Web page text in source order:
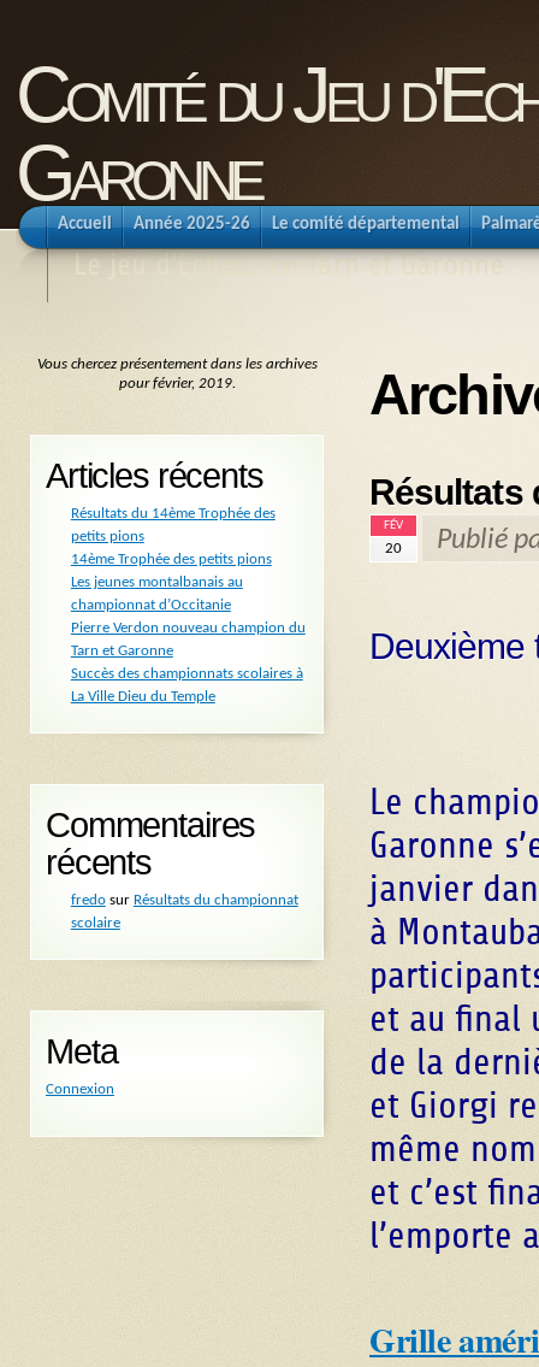
Comité du Jeu
Garonne
Le jeu d'Echecs en Tarn et Garonne
Accueil Année 2025-26 Le comité départemental
Résultats
FÉV
20 Publié
Deuxième
Le
Garonne
janvier
à
et au final
de la
et Giorgi
même
et c’est
l’emporte
Grille
Vous chercez présentement dans les archives
pour février, 2019.
Articles récents
Résultats du 14ème Trophée des
petits pions
14ème Trophée des petits pions
Les jeunes montalbanais au
championnat d’Occitanie
Pierre Verdon nouveau champion du
Tarn et Garonne
Succès des championnats scolaires à
La Ville Dieu du Temple
Commentaires
récents
fredosur Résultats du championnat
scolaire
Meta
Connexion